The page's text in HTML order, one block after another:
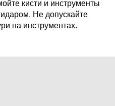
кисти и инструменты
Не допускайте
на инструментах.